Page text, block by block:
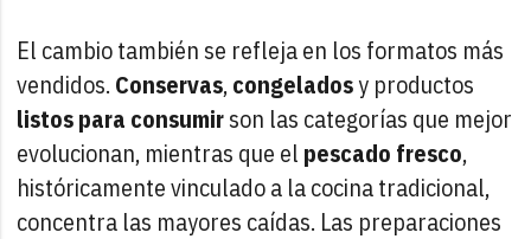
El cambio también se refleja en los formatos más
vendidos. Conservas,congeladosy productos
listos para consumirson las categorías que mejor
evolucionan, mientras que el pescado fresco,
históricamente vinculado a la cocina tradicional,
concentra las mayores caídas. Las preparaciones